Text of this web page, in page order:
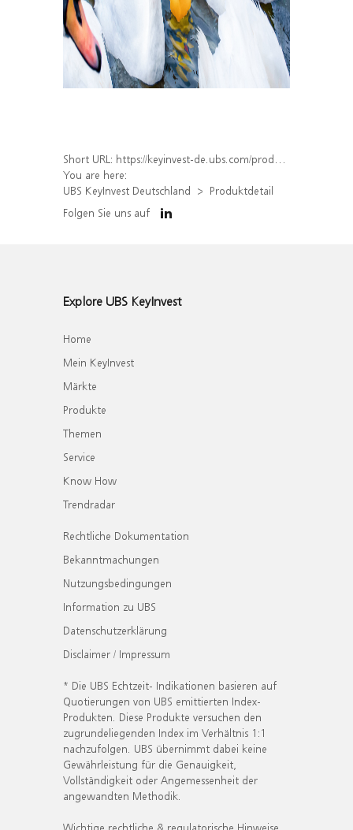
Short URL: https://keyinvest-de.ubs.com/produkt/detail/index/isin/DE000UQ9EZU3
You are here:
UBS KeyInvest Deutschland
Produktdetail
Folgen Sie uns auf
Explore UBS KeyInvest
Home
Mein KeyInvest
Märkte
Produkte
Themen
Service
Know How
Trendradar
Rechtliche Dokumentation
Bekanntmachungen
Nutzungsbedingungen
Information zu UBS
Datenschutzerklärung
Disclaimer / Impressum
* Die UBS Echtzeit- Indikationen basieren auf
Quotierungen von UBS emittierten Index-
Produkten. Diese Produkte versuchen den
zugrundeliegenden Index im Verhältnis 1:1
nachzufolgen. UBS übernimmt dabei keine
Gewährleistung für die Genauigkeit,
Vollständigkeit oder Angemessenheit der
angewandten Methodik.